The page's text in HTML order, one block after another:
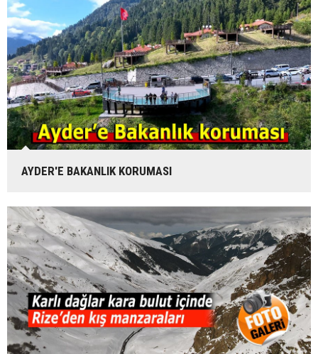
AYDER'E BAKANLIK KORUMASI